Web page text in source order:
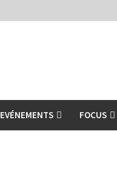
EVÉNEMENTS FOCUS